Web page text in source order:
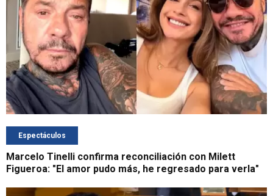
Espectáculos
Marcelo Tinelli confirma reconciliación con Milett
Figueroa: "El amor pudo más, he regresado para verla"